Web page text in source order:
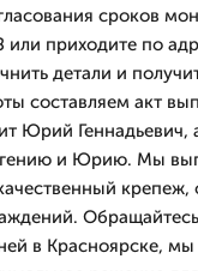
сроков
приходите по
детали и
составляем акт
Юрий Геннадьевич,
и Юрию. Мы
крепеж,
в Красноярске,